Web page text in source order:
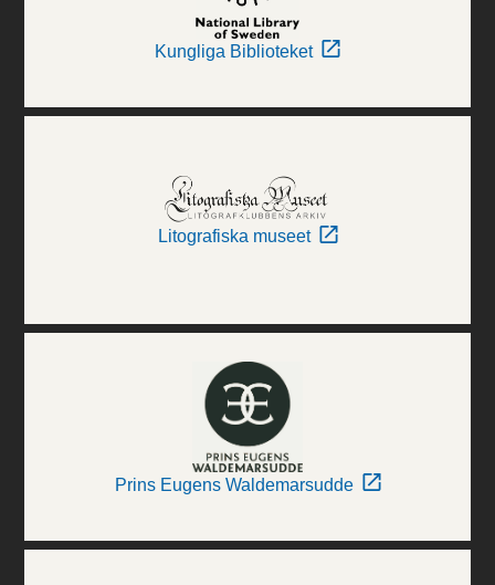
Kungliga Biblioteket
Litografiska museet
Prins Eugens Waldemarsudde